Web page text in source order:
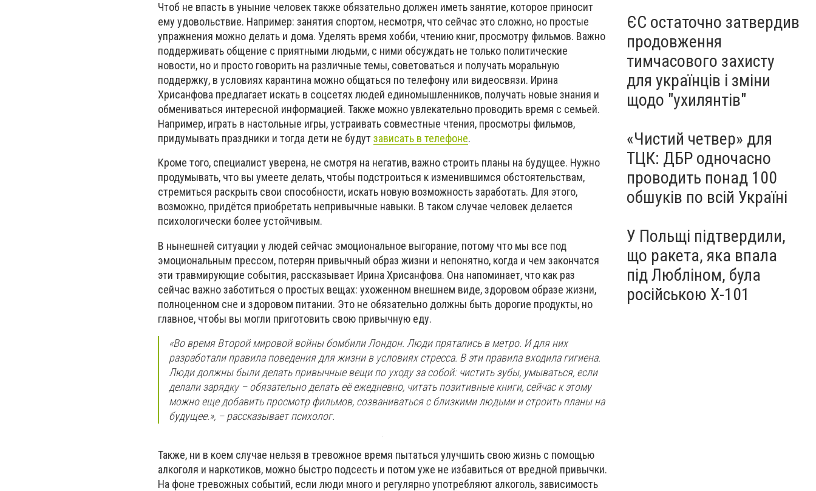
Чтоб не впасть в уныние человек также обязательно должен иметь занятие, которое приносит
ему удовольствие. Например: занятия спортом, несмотря, что сейчас это сложно, но простые
упражнения можно делать и дома. Уделять время хобби, чтению книг, просмотру фильмов. Важно
поддерживать общение с приятными людьми, с ними обсуждать не только политические
новости, но и просто говорить на различные темы, советоваться и получать моральную
поддержку, в условиях карантина можно общаться по телефону или видеосвязи. Ирина
Хрисанфова предлагает искать в соцсетях людей единомышленников, получать новые знания и
обмениваться интересной информацией. Также можно увлекательно проводить время с семьей.
Например, играть в настольные игры, устраивать совместные чтения, просмотры фильмов,
придумывать праздники и тогда дети не будутзависать в телефоне.
Кроме того, специалист уверена, не смотря на негатив, важно строить планы на будущее. Нужно
продумывать, что вы умеете делать, чтобы подстроиться к изменившимся обстоятельствам,
стремиться раскрыть свои способности, искать новую возможность заработать. Для этого,
возможно, придётся приобретать непривычные навыки. В таком случае человек делается
психологически более устойчивым.
В нынешней ситуации у людей сейчас эмоциональное выгорание, потому что мы все под
эмоциональным прессом, потерян привычный образ жизни и непонятно, когда и чем закончатся
эти травмирующие события, рассказывает Ирина Хрисанфова. Она напоминает, что как раз
сейчас важно заботиться о простых вещах: ухоженном внешнем виде, здоровом образе жизни,
полноценном сне и здоровом питании. Это не обязательно должны быть дорогие продукты, но
главное, чтобы вы могли приготовить свою привычную еду.
«Во время Второй мировой войны бомбили Лондон. Люди прятались в метро. И для них
разработали правила поведения для жизни в условиях стресса. В эти правила входила гигиена.
Люди должны были делать привычные вещи по уходу за собой: чистить зубы, умываться, если
делали зарядку – обязательно делать её ежедневно, читать позитивные книги, сейчас к этому
можно еще добавить просмотр фильмов, созваниваться с близкими людьми и строить планы на
будущее.», – рассказывает психолог.
Также, ни в коем случае нельзя в тревожное время пытаться улучшить свою жизнь с помощью
алкоголя и наркотиков, можно быстро подсесть и потом уже не избавиться от вредной привычки.
На фоне тревожных событий, если люди много и регулярно употребляют алкоголь, зависимость
ЄС остаточно затвердив
продовження
тимчасового захисту
для українців і зміни
щодо "ухилянтів"
«Чистий четвер» для
ТЦК: ДБР одночасно
проводить понад 100
обшуків по всій Україні
У Польщі підтвердили,
що ракета, яка впала
під Любліном, була
російською Х-101